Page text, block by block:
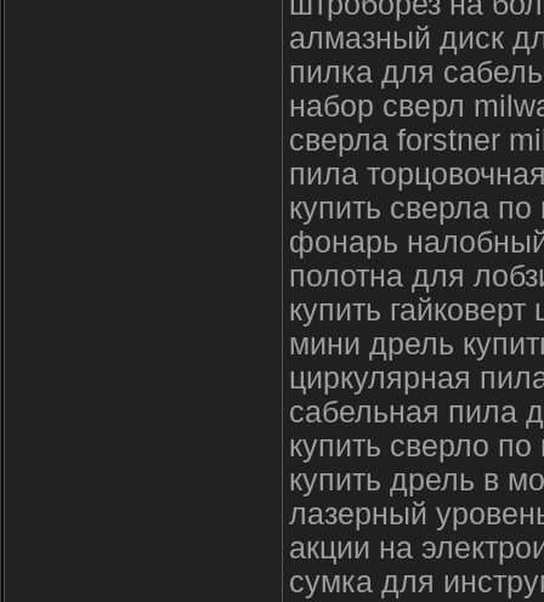
алмазный диск
пилка для
набор сверл
сверла forstner
пила
купить сверла
фонарь
полотна для
купить гайковерт
мини дрель
циркулярная
сабельная пила
купить сверло
купить дрель в
лазерный
акции на
сумка для